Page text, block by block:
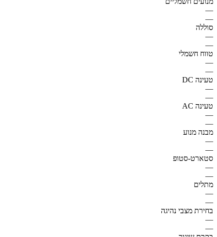
—
—
סוללה
—
—
טווח חשמלי
—
—
טעינה DC
—
—
טעינה AC
—
—
מבנה מנוע
—
—
סטארט-סטופ
—
—
מתלים
—
—
בחירת מצבי נהיגה
—
—